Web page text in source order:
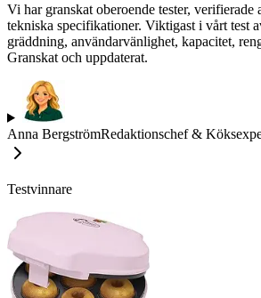
Vi har granskat oberoende tester, verifierade
tekniska specifikationer. Viktigast i vårt test
gräddning, användarvänlighet, kapacitet,
Granskat och uppdaterat.
Anna BergströmRedaktionschef &
Testvinnare